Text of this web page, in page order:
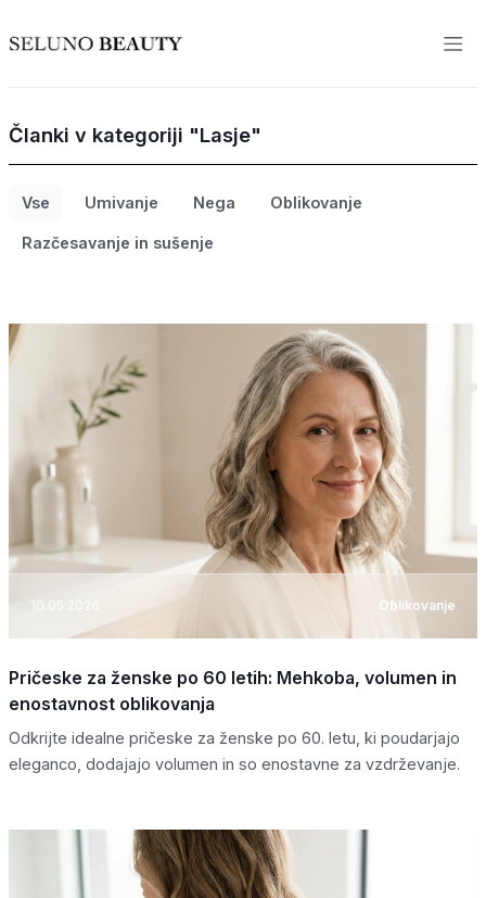
Članki v kategoriji "Lasje"
Vse Umivanje Nega Oblikovanje
Razčesavanje in sušenje
10.05.2026 Oblikovanje
Pričeske za ženske po 60 letih: Mehkoba, volumen in
enostavnost oblikovanja
Odkrijte idealne pričeske za ženske po 60. letu, ki poudarjajo
eleganco, dodajajo volumen in so enostavne za vzdrževanje.